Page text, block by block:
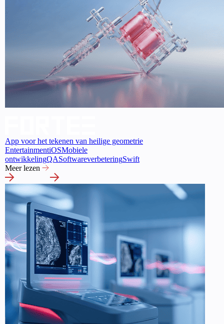
App voor het tekenen van heilige geometrie
EntertainmentiOSMobiele
ontwikkelingQASoftwareverbeteringSwift
Meer lezen